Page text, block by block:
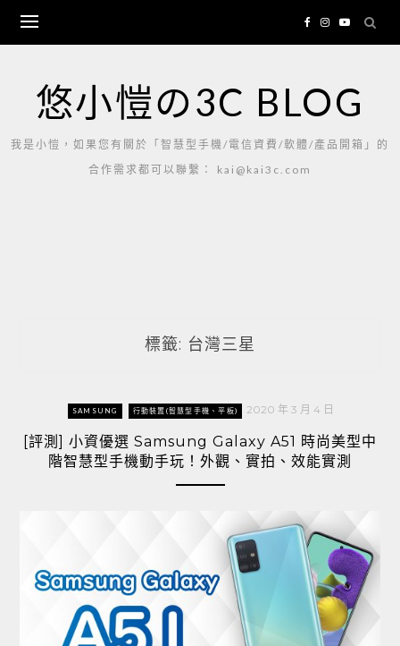
content
悠小愷の3C BLOG
我是小愷，如果您有關於「智慧型手機/電信資費/軟體/產品開箱」的
合作需求都可以聯繫： kai@kai3c.com
標籤: 台灣三星
SAMSUNG 行動裝置(智慧型手機、平板) 2020 年 3 月 4 日
[評測] 小資優選 Samsung Galaxy A51 時尚美型中
階智慧型手機動手玩！外觀、實拍、效能實測